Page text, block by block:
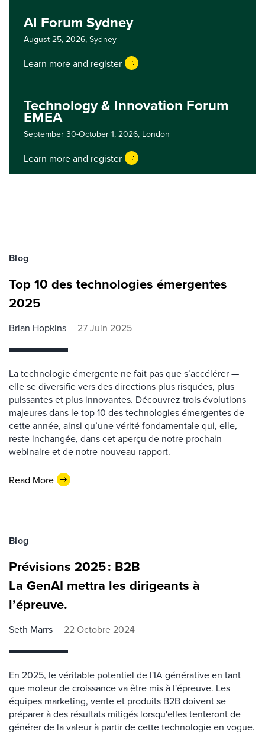
AI Forum Sydney
August 25, 2026, Sydney
Learn more and register
Technology & Innovation Forum
EMEA
September 30-October 1, 2026, London
Learn more and register
Blog
Top 10 des technologies émergentes
2025
Brian Hopkins 27 Juin 2025
La technologie émergente ne fait pas que s’accélérer —
elle se diversifie vers des directions plus risquées, plus
puissantes et plus innovantes. Découvrez trois évolutions
majeures dans le top 10 des technologies émergentes de
cette année, ainsi qu’une vérité fondamentale qui, elle,
reste inchangée, dans cet aperçu de notre prochain
webinaire et de notre nouveau rapport.
Read More
Blog
Prévisions 2025 : B2B
La GenAI mettra les dirigeants à
l’épreuve.
Seth Marrs 22 Octobre 2024
En 2025, le véritable potentiel de l'IA générative en tant
que moteur de croissance va être mis à l'épreuve. Les
équipes marketing, vente et produits B2B doivent se
préparer à des résultats mitigés lorsqu'elles tenteront de
générer de la valeur à partir de cette technologie en vogue.